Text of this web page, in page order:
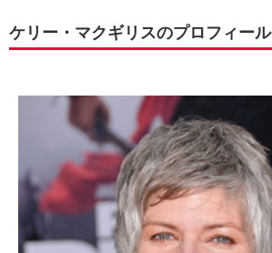
ケリー・マクギリスのプロフィール